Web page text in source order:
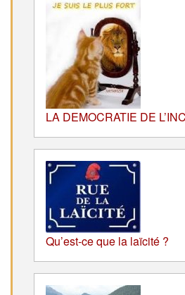
LA DEMOCRATIE DE
Qu’est-ce que la laïcité ?